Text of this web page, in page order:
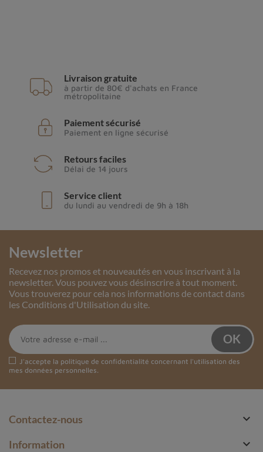
Livraison gratuite
à partir de 80€ d'achats en France
métropolitaine
Paiement sécurisé
Paiement en ligne sécurisé
Retours faciles
Délai de 14 jours
Service client
du lundi au vendredi de 9h à 18h
Newsletter
Recevez nos promos et nouveautés en vous inscrivant à la
newsletter. Vous pouvez vous désinscrire à tout moment.
Vous trouverez pour cela nos informations de contact dans
les Conditions d'Utilisation du site.
J'accepte la politique de confidentialité concernant l'utilisation des
mes données personnelles.
Contactez-nous 
Information 